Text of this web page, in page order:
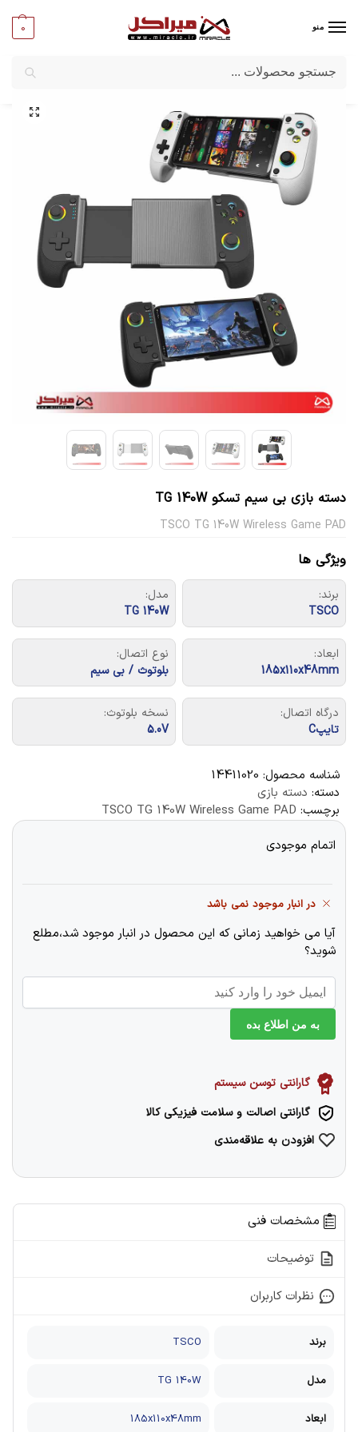
منو 0
میراکل/کامپیوتر/قطعات جانبی
دسته بازی بی سیم تسکو TG 140W
TSCO TG 140W Wireless Game PAD
ویژگی ها
برند:
TSCO
مدل:
TG 140W
ابعاد:
185x110x48mm
نوع اتصال:
بلوتوث / بی سیم
درگاه اتصال:
تایپC
نسخه بلوتوث:
5.0V
شناسه محصول: 14411020
دسته: دسته بازی
برچسب: TSCO TG 140W Wireless Game PAD
اتمام موجودی
در انبار موجود نمی باشد
آیا می خواهید زمانی که این محصول در انبار موجود شد،مطلع
شوید؟
به من اطلاع بده
گارانتی توسن سیستم
گارانتی اصالت و سلامت فیزیکی کالا
افزودن به علاقه‌مندی
مشخصات فنی
توضیحات
نظرات کاربران
برند TSCO
مدل TG 140W
ابعاد 185x110x48mm